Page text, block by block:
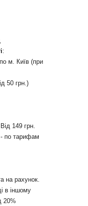
:
м. Київ (при
50 грн.)
149 грн.
- по тарифам
на рахунок.
в іншому
20%